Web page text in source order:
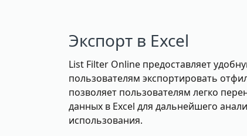
Экспорт в Excel
List Filter Online предоставляет
пользователям экспортировать
позволяет пользователям легко
данных в Excel для дальнейшего
использования.